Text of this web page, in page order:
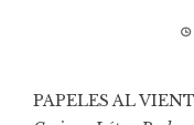
PAPELES AL